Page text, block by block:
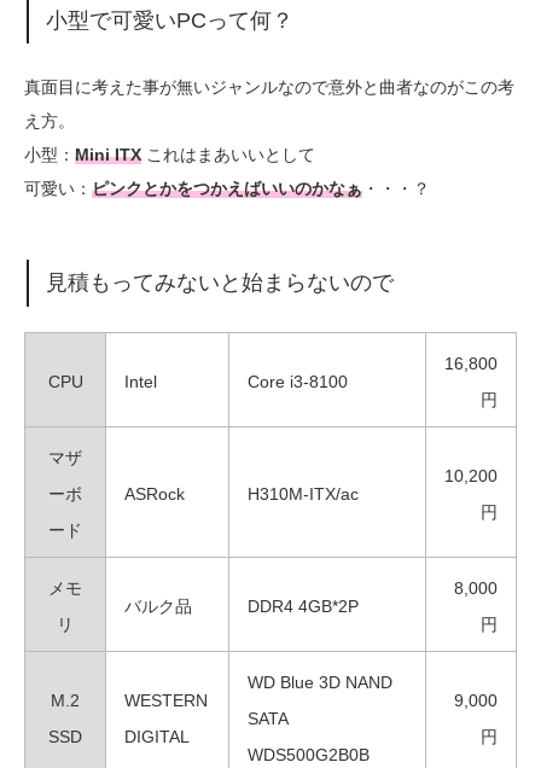
小型で可愛いPCって何？
真面目に考えた事が無いジャンルなので意外と曲者なのがこの考
え方。
小型： Mini ITX これはまあいいとして
可愛い： ピンクとかをつかえばいいのかなぁ ・・・？
見積もってみないと始まらないので
CPU Intel Core i3-8100
16,800
円
マザ
ーボ
ード
ASRock H310M-ITX/ac
10,200
円
メモ
リ
バルク品 DDR4 4GB*2P
8,000
円
M.2
SSD
WESTERN
DIGITAL
WD Blue 3D NAND
SATA
WDS500G2B0B
9,000
円